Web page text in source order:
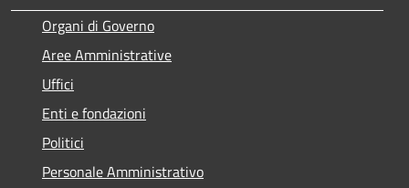
Organi di Governo
Aree Amministrative
Uffici
Enti e fondazioni
Politici
Personale Amministrativo